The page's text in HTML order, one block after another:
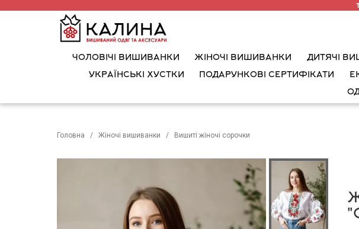
ЧОЛОВІЧІ ВИШИВАНКИ ЖІНОЧІ ВИШИВАНКИ ДИТЯЧІ
УКРАЇНСЬКІ ХУСТКИ
ПОДАРУНКОВІ СЕРТИФІКАТИ
Головна Жіночі вишиванки Вишиті жіночі сорочки